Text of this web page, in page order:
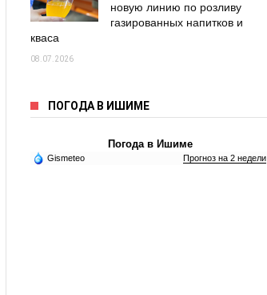
новую линию по розливу
газированных напитков и
кваса
08.07.2026
ПОГОДА В ИШИМЕ
Погода в Ишиме
Gismeteo Прогноз на 2 недели